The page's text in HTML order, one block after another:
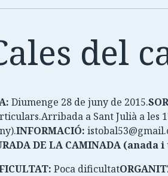
del
Diumenge 28 de juny de 2015.
a Sant Julià a les
INFORMACIÓ:
DE LA CAMINADA (anada
Poca dificultat